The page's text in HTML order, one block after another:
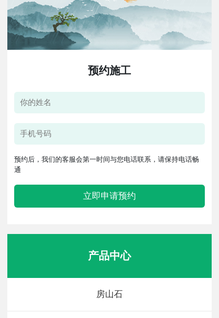
预约施工
预约后，我们的客服会第一时间与您电话联系，请保持电话畅
通
立即申请预约
产品中心
房山石